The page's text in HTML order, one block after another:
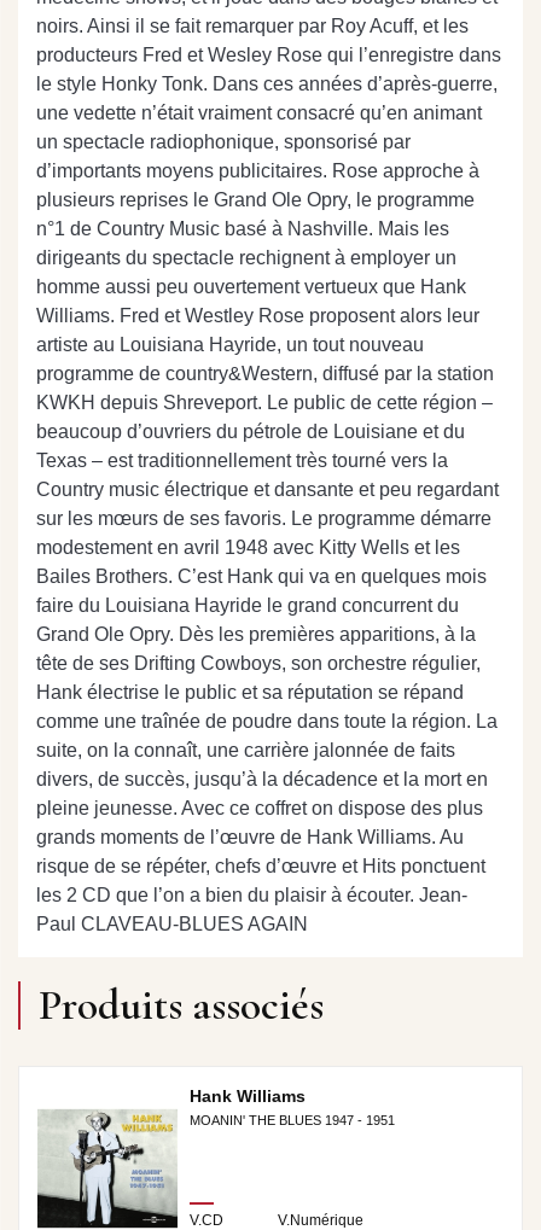
noirs. Ainsi il se fait remarquer par Roy Acuff, et les
producteurs Fred et Wesley Rose qui l’enregistre dans
le style Honky Tonk. Dans ces années d’après-guerre,
une vedette n’était vraiment consacré qu’en animant
un spectacle radiophonique, sponsorisé par
d’importants moyens publicitaires. Rose approche à
plusieurs reprises le Grand Ole Opry, le programme
n°1 de Country Music basé à Nashville. Mais les
dirigeants du spectacle rechignent à employer un
homme aussi peu ouvertement vertueux que Hank
Williams. Fred et Westley Rose proposent alors leur
artiste au Louisiana Hayride, un tout nouveau
programme de country&Western, diffusé par la station
KWKH depuis Shreveport. Le public de cette région –
beaucoup d’ouvriers du pétrole de Louisiane et du
Texas – est traditionnellement très tourné vers la
Country music électrique et dansante et peu regardant
sur les mœurs de ses favoris. Le programme démarre
modestement en avril 1948 avec Kitty Wells et les
Bailes Brothers. C’est Hank qui va en quelques mois
faire du Louisiana Hayride le grand concurrent du
Grand Ole Opry. Dès les premières apparitions, à la
tête de ses Drifting Cowboys, son orchestre régulier,
Hank électrise le public et sa réputation se répand
comme une traînée de poudre dans toute la région. La
suite, on la connaît, une carrière jalonnée de faits
divers, de succès, jusqu’à la décadence et la mort en
pleine jeunesse. Avec ce coffret on dispose des plus
grands moments de l’œuvre de Hank Williams. Au
risque de se répéter, chefs d’œuvre et Hits ponctuent
les 2 CD que l’on a bien du plaisir à écouter. Jean-
Paul CLAVEAU-BLUES AGAIN
Produits associés
Hank Williams
MOANIN' THE BLUES 1947 - 1951
V.CD V.Numérique